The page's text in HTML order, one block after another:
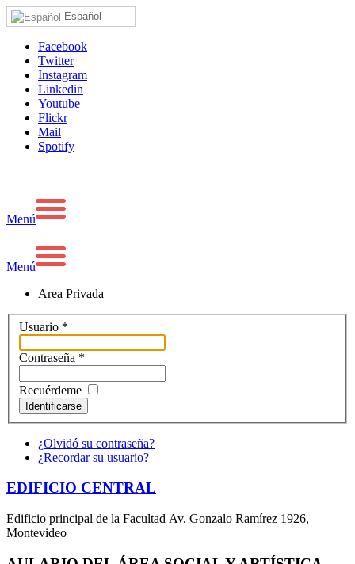
Español
Facebook
Twitter
Instagram
Linkedin
Youtube
Flickr
Mail
Spotify
Menú
Menú
Area Privada
Usuario *
Contraseña *
Recuérdeme
Identificarse
¿Olvidó su contraseña?
¿Recordar su usuario?
EDIFICIO CENTRAL
Edificio principal de la Facultad Av. Gonzalo Ramírez 1926,
Montevideo